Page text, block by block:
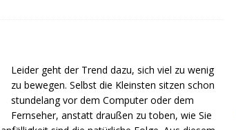
Leider geht der Trend dazu, sich viel zu wenig
zu bewegen. Selbst die Kleinsten sitzen schon
stundelang vor dem Computer oder dem
Fernseher, anstatt draußen zu toben, wie Sie